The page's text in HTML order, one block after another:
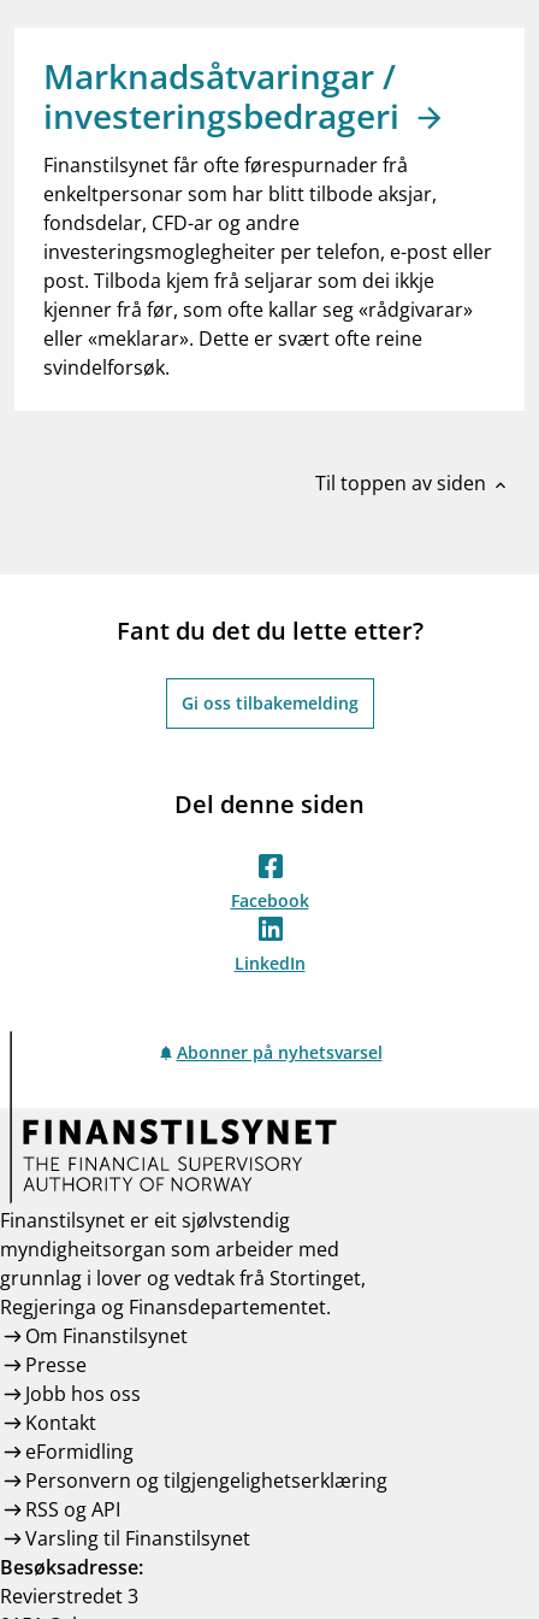
dashboardInformasjon for investorer
notifications_noneAbonner på nyhetsvarsel
Marknadsåtvaringar /
investeringsbedrageri
Finanstilsynet får ofte førespurnader frå
enkeltpersonar som har blitt tilbode aksjar,
fondsdelar, CFD-ar og andre
investeringsmoglegheiter per telefon, e-post eller
post. Tilboda kjem frå seljarar som dei ikkje
kjenner frå før, som ofte kallar seg «rådgivarar»
eller «meklarar». Dette er svært ofte reine
svindelforsøk.
Til toppen av siden expand_less
Fant du det du lette etter?
Gi oss tilbakemelding
Del denne siden
Facebook
LinkedIn
Abonner på nyhetsvarsel
Finanstilsynet er eit sjølvstendig
myndigheitsorgan som arbeider med
grunnlag i lover og vedtak frå Stortinget,
Regjeringa og Finansdepartementet.
Om Finanstilsynet
Presse
Jobb hos oss
Kontakt
eFormidling
Personvern og tilgjengelighetserklæring
RSS og API
Varsling til Finanstilsynet
Besøksadresse:
Revierstredet 3